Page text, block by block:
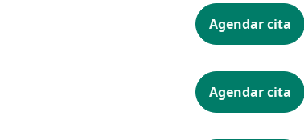
Agendar cita
Agendar cita